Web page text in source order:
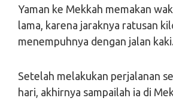
Yaman ke Mekkah memakan
lama, karena jaraknya ratusan
menempuhnya dengan jalan kaki.
Setelah melakukan perjalanan
hari, akhirnya sampailah ia di